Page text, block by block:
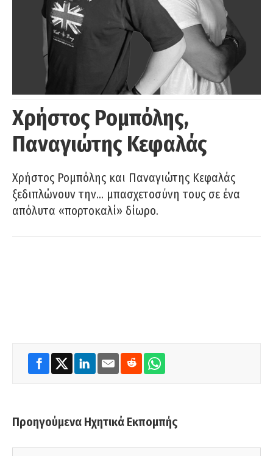
Χρήστος Ρομπόλης,
Παναγιώτης Κεφαλάς
Χρήστος Ρομπόλης και Παναγιώτης Κεφαλάς
ξεδιπλώνουν την… μπασχετοσύνη τους σε ένα
απόλυτα «πορτοκαλί» δίωρο.
Προηγούμενα Ηχητικά Εκπομπής